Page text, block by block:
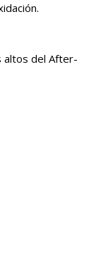
altos del After-